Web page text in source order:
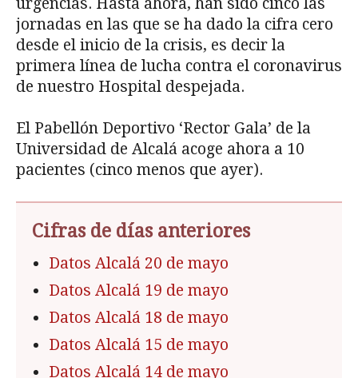
jornadas en las que se ha dado la cifra cero
desde el inicio de la crisis, es decir la
primera línea de lucha contra el coronavirus
de nuestro Hospital despejada.
El Pabellón Deportivo ‘Rector Gala’ de la
Universidad de Alcalá acoge ahora a 10
pacientes (cinco menos que ayer).
Cifras de días anteriores
Datos Alcalá 20 de mayo
Datos Alcalá 19 de mayo
Datos Alcalá 18 de mayo
Datos Alcalá 15 de mayo
Datos Alcalá 14 de mayo